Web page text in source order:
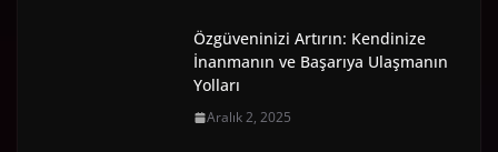
Özgüveninizi Artırın: Kendinize
İnanmanın ve Başarıya Ulaşmanın
Yolları
Aralık 2, 2025